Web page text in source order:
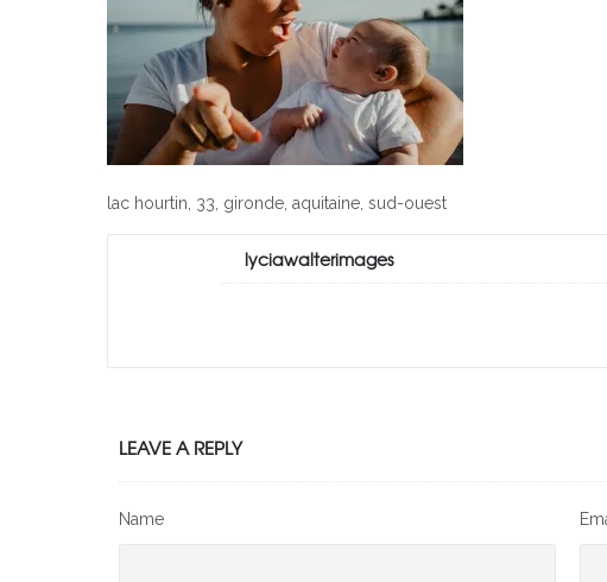
lac hourtin, 33, gironde, aquitaine, sud-ouest
lyciawalterimages
LEAVE A REPLY
Name